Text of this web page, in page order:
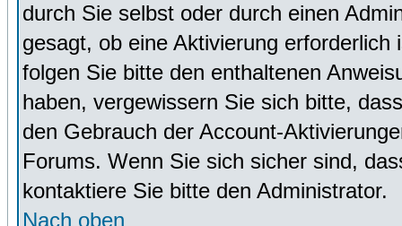
durch Sie selbst oder durch einen
gesagt, ob eine Aktivierung
folgen Sie bitte den enthaltenen
haben, vergewissern Sie sich bitte,
den Gebrauch der Account-
Forums. Wenn Sie sich sicher sind,
kontaktiere Sie bitte den Administrator.
Nach oben